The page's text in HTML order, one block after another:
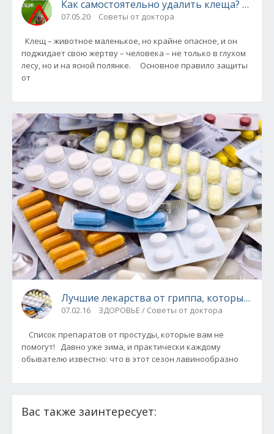
Как самостоятельно удалить клеща?
07.05.20 Советы от доктора
Клещ – животное маленькое, но крайне опасное, и он
поджидает свою жертву – человека – не только в глухом
лесу, но и на ясной полянке. Основное правило защиты
от
Лучшие лекарства от гриппа, которые вам
07.02.16 ЗДОРОВЬЕ / Советы от доктора
Список препаратов от простуды, которые вам не
помогут! Давно уже зима, и практически каждому
обывателю известно: что в этот сезон лавинообразно
Вас также заинтересует: